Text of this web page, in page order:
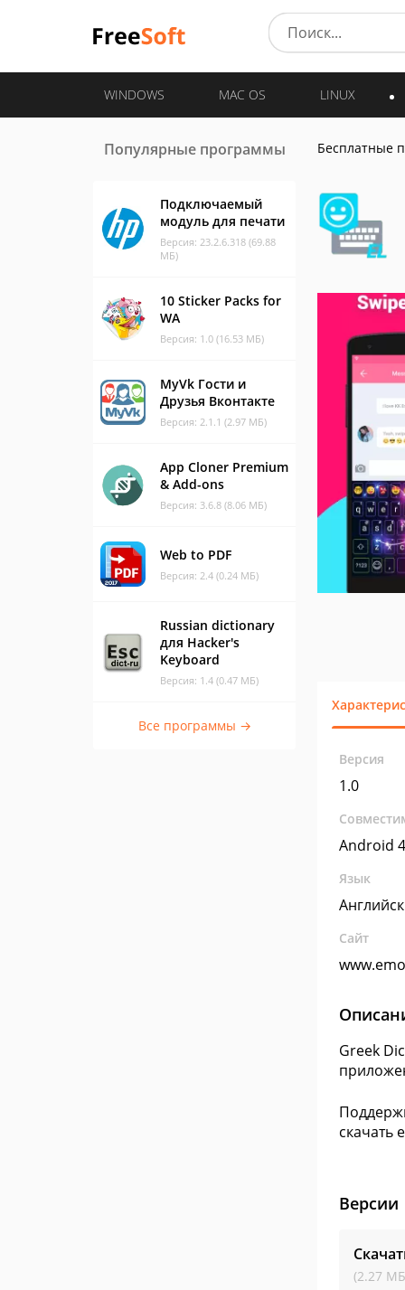
WINDOWS MAC OS LINUX
Популярные программы
Подключаемый
модуль для печати
Версия: 23.2.6.318 (69.88
МБ)
10 Sticker Packs for
WA
Версия: 1.0 (16.53 МБ)
MyVk Гости и
Друзья Вконтакте
Версия: 2.1.1 (2.97 МБ)
App Cloner Premium
& Add-ons
Версия: 3.6.8 (8.06 МБ)
Web to PDF
Версия: 2.4 (0.24 МБ)
Russian dictionary
для Hacker's
Keyboard
Версия: 1.4 (0.47 МБ)
Все программы →
Бесплатные
Версия
1.0
Android
Язык
Сайт
Greek
скачать
Версии
(2.27